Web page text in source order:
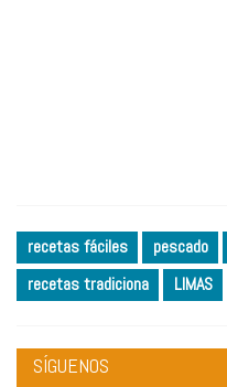
recetas fáciles pescado
recetas tradiciona
LIMAS
SÍGUENOS